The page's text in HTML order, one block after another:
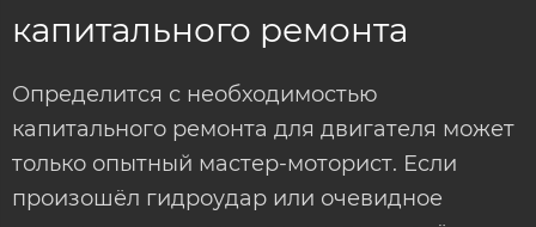
капитального ремонта
Определится с необходимостью
капитального ремонта для двигателя может
только опытный мастер-моторист. Если
произошёл гидроудар или очевидное